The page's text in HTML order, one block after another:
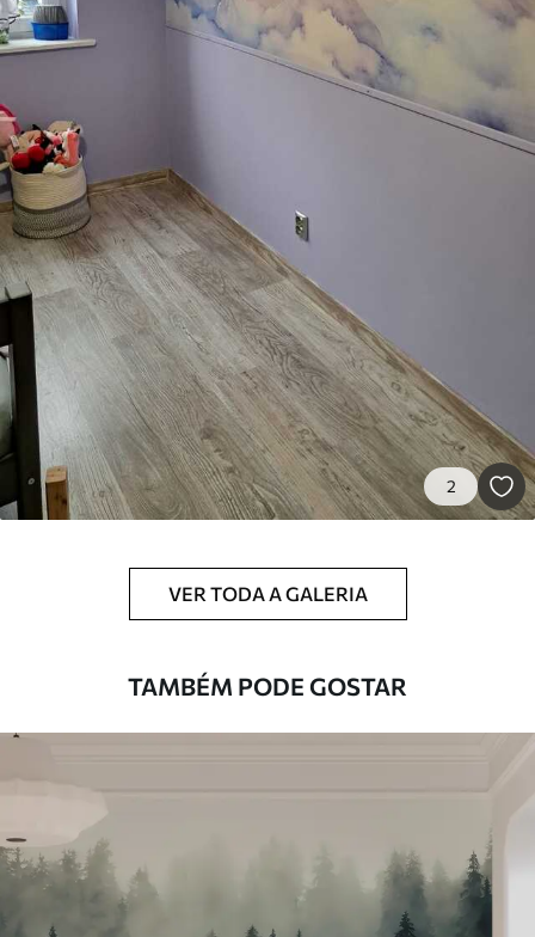
Premium
56.6734
Vinil Premium
65.00
Peel and Stick
81.6749.00€/m²
2
VER TODA A GALERIA
TAMBÉM PODE GOSTAR